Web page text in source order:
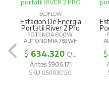
ECOFLOW
Estacion De Energia
Portatil River 2 Pro
POTENCIA 800W,
AUTONOMIA 768WH
$ 634.320 C/U
Antes $906.171
SKU 050030120
$